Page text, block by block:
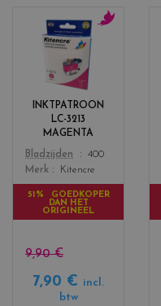
INKTPATROON
LC-3213
MAGENTA
Color
r
a
e
t
Bladzijden
400
Merk
Kitencre
51% GOEDKOPER
DAN HET
ORIGINEEL
9,90 €
7,90 €
incl.
btw